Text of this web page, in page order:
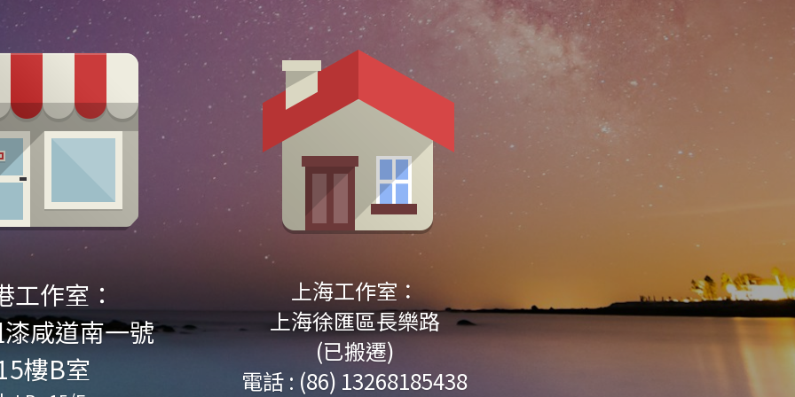
工作室：
咸道南一號
樓B室
上海工作室：
上海徐匯區長樂路
(已搬遷)
電話 : (86) 13268185438